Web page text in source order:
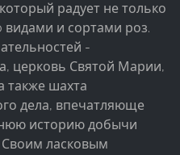
радует не только
видами и сортами роз.
-
церковь Святой Марии,
также шахта
дела, впечатляюще
историю добычи
Своим ласковым
собирают информацию
помогает нам
используют наш